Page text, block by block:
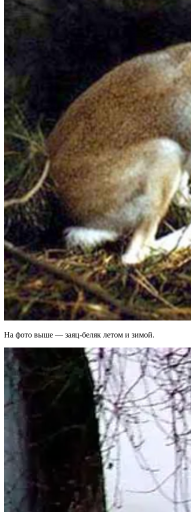
На фото выше — заяц-беляк летом и зимой.